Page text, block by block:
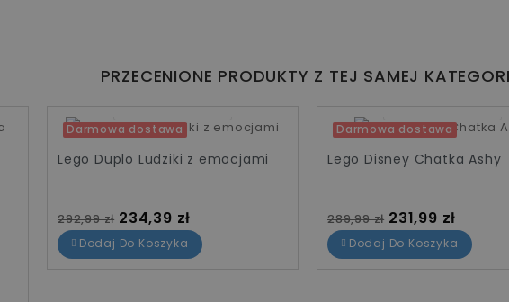
PRZECENIONE PRODUKTY Z TEJ SAMEJ
Darmowa dostawa
Lego Duplo Ludziki z emocjami
Cena standardowa
292,99 zł Cena
234,39 zł
Dodaj Do Koszyka
Darmowa dostawa
Lego Disney Chatka Ashy
Cena standardowa
289,99 zł Cena
231,99 zł
Dodaj Do Koszyka